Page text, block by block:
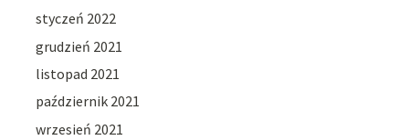
styczeń 2022
grudzień 2021
listopad 2021
październik 2021
wrzesień 2021